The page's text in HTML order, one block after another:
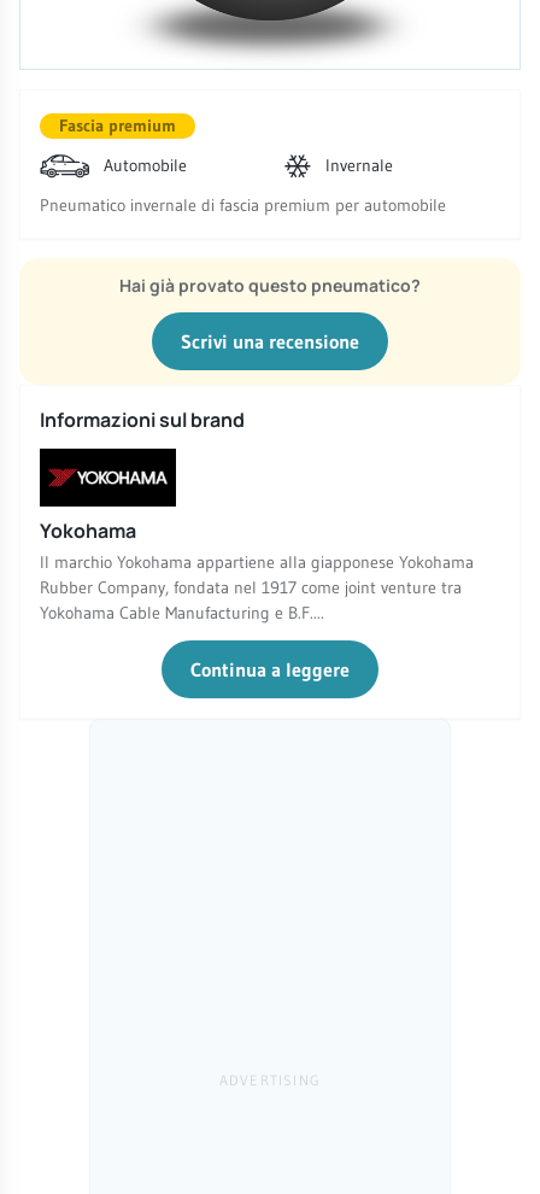
Fascia premium
Automobile
Invernale
Pneumatico invernale di fascia premium per automobile
Hai già provato questo pneumatico?
Scrivi una recensione
Informazioni sul brand
Yokohama
Il marchio Yokohama appartiene alla giapponese Yokohama
Rubber Company, fondata nel 1917 come joint venture tra
Yokohama Cable Manufacturing e B.F....
Continua a leggere